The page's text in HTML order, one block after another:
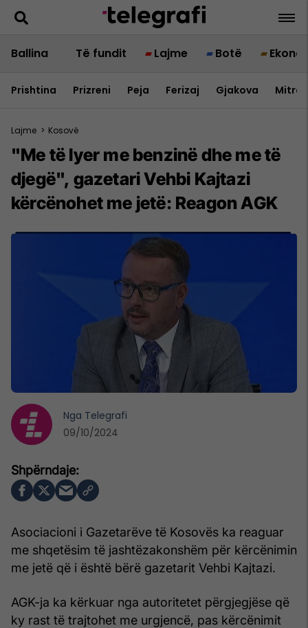
Ballina Të fundit Lajme Botë
Prishtina Prizreni Peja Ferizaj Gjakova
Lajme > Kosovë
"Me të lyer me benzinë dhe me të
djegë", gazetari Vehbi Kajtazi
kërcënohet me jetë: Reagon AGK
Asociacioni i Gazetarëve të Kosovës ka reaguar
me shqetësim të jashtëzakonshëm për kërcënimin
me jetë që i është bërë gazetarit Vehbi Kajtazi.
AGK-ja ka kërkuar nga autoritetet përgjegjëse që
ky rast të trajtohet me urgjencë, pas kërcënimit
Nga Telegrafi
09/10/2024